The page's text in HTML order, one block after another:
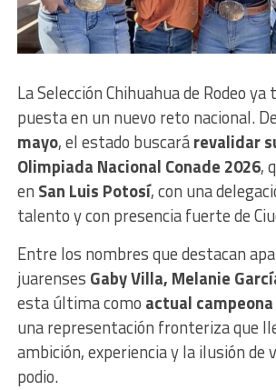
La Selección Chihuahua de Rodeo
puesta en un nuevo reto nacional.
mayo, el estado buscarárevalidar
Olimpiada Nacional Conade 2026,
en San Luis Potosí, con una
talento y con presencia fuerte de
Entre los nombres que destacan
juarenses Gaby Villa, Melanie
esta última como actual
una representación fronteriza que
ambición, experiencia y la ilusión de
podio.